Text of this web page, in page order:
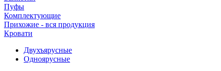
Пуфы
Комплектующие
Прихожие - вся продукция
Кровати
Двухъярусные
Одноярусные